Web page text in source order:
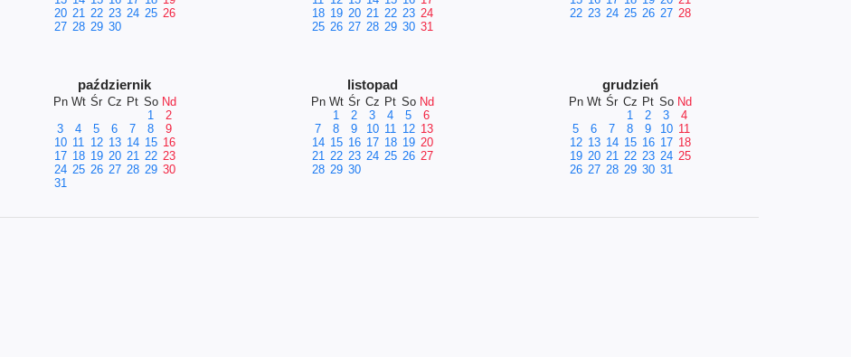
20 21 22 23 24 25 26
27 28 29 30
18 19 20 21 22 23 24
25 26 27 28 29 30 31
22 23 24 25 26 27 28
październik
Pn Wt Śr Cz Pt So Nd
1
2
3
4 5 6 7 8
9
10 11 12 13 14 15 16
17 18 19 20 21 22 23
24 25 26 27 28 29 30
31
listopad
Pn Wt Śr Cz Pt So Nd
1
2 3 4 5
6
7
8 9 10 11 12 13
14 15 16 17 18 19 20
21 22 23 24 25 26 27
28 29 30
grudzień
Pn Wt Śr Cz Pt So Nd
1
2 3
4
5
6 7 8 9 10 11
12 13 14 15 16 17 18
19 20 21 22 23 24 25
26 27 28 29 30 31